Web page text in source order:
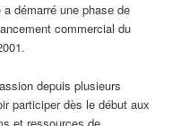
a démarré une phase de
commercial du
depuis plusieurs
participer dès le début aux
et ressources de